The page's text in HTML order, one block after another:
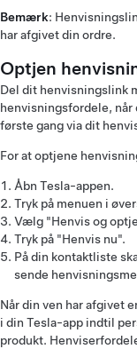
Bemærk:
har afgivet din ordre.
Optjen
Del dit henvisningslink
henvisningsfordele, når
første gang via dit
For at optjene
Åbn Tesla-appen.
Tryk på menuen i
Vælg "Henvis og
Tryk på "Henvis nu".
På din kontaktliste
sende
Når din ven har afgivet
i din Tesla-app indtil
produkt.